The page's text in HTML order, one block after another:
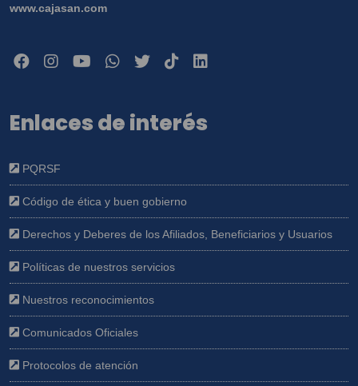
www.cajasan.com
Enlaces de interés
PQRSF
Código de ética y buen gobierno
Derechos y Deberes de los Afiliados, Beneficiarios y Usuarios
Políticas de nuestros servicios
Nuestros reconocimientos
Comunicados Oficiales
Protocolos de atención